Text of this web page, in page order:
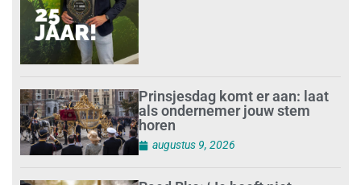
Prinsjesdag komt er aan: laat
als ondernemer jouw stem
horen
augustus 9, 2026